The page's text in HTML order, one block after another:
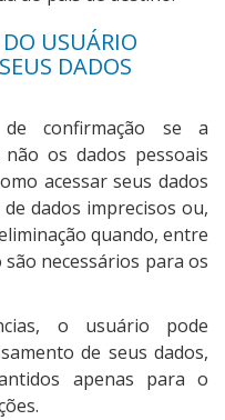
USUÁRIO
DADOS
confirmação se a
os dados pessoais
acessar seus dados
dados imprecisos ou,
quando, entre
necessários para os
o usuário pode
de seus dados,
apenas para o